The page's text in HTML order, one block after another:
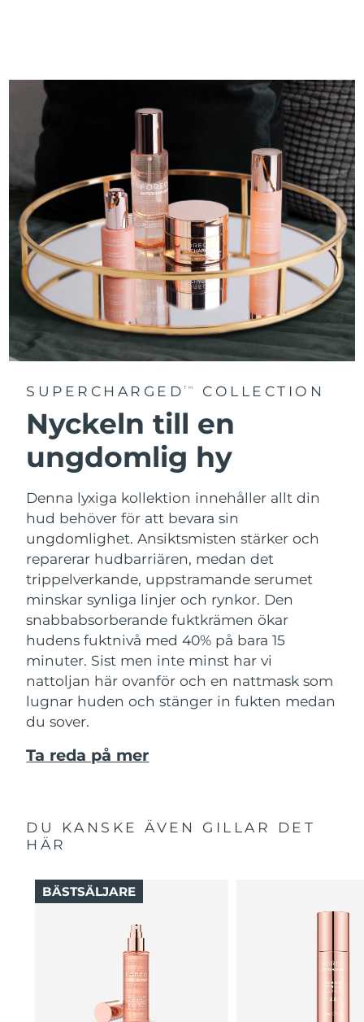
SUPERCHARGEDTM COLLECTION
Nyckeln till en
ungdomlig hy
Denna lyxiga kollektion innehåller allt din
hud behöver för att bevara sin
ungdomlighet. Ansiktsmisten stärker och
reparerar hudbarriären, medan det
trippelverkande, uppstramande serumet
minskar synliga linjer och rynkor. Den
snabbabsorberande fuktkrämen ökar
hudens fuktnivå med 40% på bara 15
minuter. Sist men inte minst har vi
nattoljan här ovanför och en nattmask som
lugnar huden och stänger in fukten medan
du sover.
Ta reda på mer
DU KANSKE ÄVEN GILLAR DET
HÄR
BÄSTSÄLJARE